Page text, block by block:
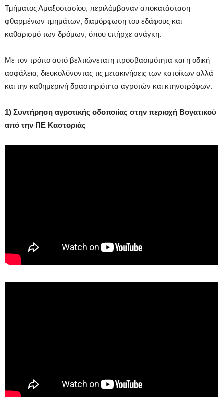
Τμήματος Αμαξοστασίου, περιλάμβαναν αποκατάσταση
φθαρμένων τμημάτων, διαμόρφωση του εδάφους και
καθαρισμό των δρόμων, όπου υπήρχε ανάγκη.
Με τον τρόπο αυτό βελτιώνεται η προσβασιμότητα και η οδική
ασφάλεια, διευκολύνοντας τις μετακινήσεις των κατοίκων αλλά
και την καθημερινή δραστηριότητα αγροτών και κτηνοτρόφων.
1) Συντήρηση αγροτικής οδοποιίας στην περιοχή Βογατικού
από την ΠΕ Καστοριάς